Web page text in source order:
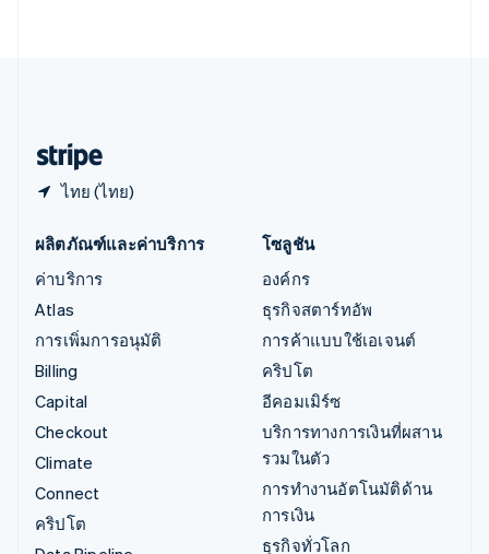
ไทย (ไทย)
ผลิตภัณฑ์และค่าบริการ
ค่าบริการ
Atlas
การเพิ่มการอนุมัติ
Billing
Capital
Checkout
Climate
Connect
คริปโต
โซลูชัน
องค์กร
ธุรกิจสตาร์ทอัพ
การค้าแบบใช้เอเจนต์
คริปโต
อีคอมเมิร์ซ
บริการทางการเงินที่ผสาน
รวมในตัว
การทำงานอัตโนมัติด้าน
การเงิน
ธุรกิจทั่วโลก